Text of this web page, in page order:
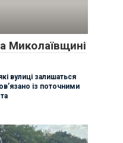
Миколаївщині
вулиці залишаться
із поточними